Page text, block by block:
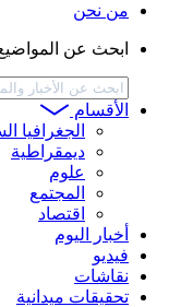
من نحن
ابحث عن
يبحث
الأقسام
الجغرافيا
ديمقراطية
علوم
المجتمع
اقتصاد
أخبار اليوم
فيديو
نقاشات
تحقيقات ميدانية